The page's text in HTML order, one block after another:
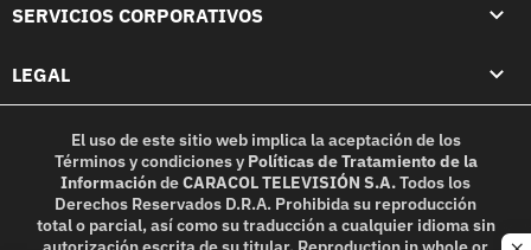
SERVICIOS CORPORATIVOS
LEGAL
El uso de este sitio web implica la aceptación de los
Términos y condicionesy Políticas de Tratamiento de la
InformacióndeCARACOL TELEVISIÓN S.A.Todos los
Derechos Reservados D.R.A. Prohibida su reproducción
total o parcial, así como su traducción a cualquier idioma sin